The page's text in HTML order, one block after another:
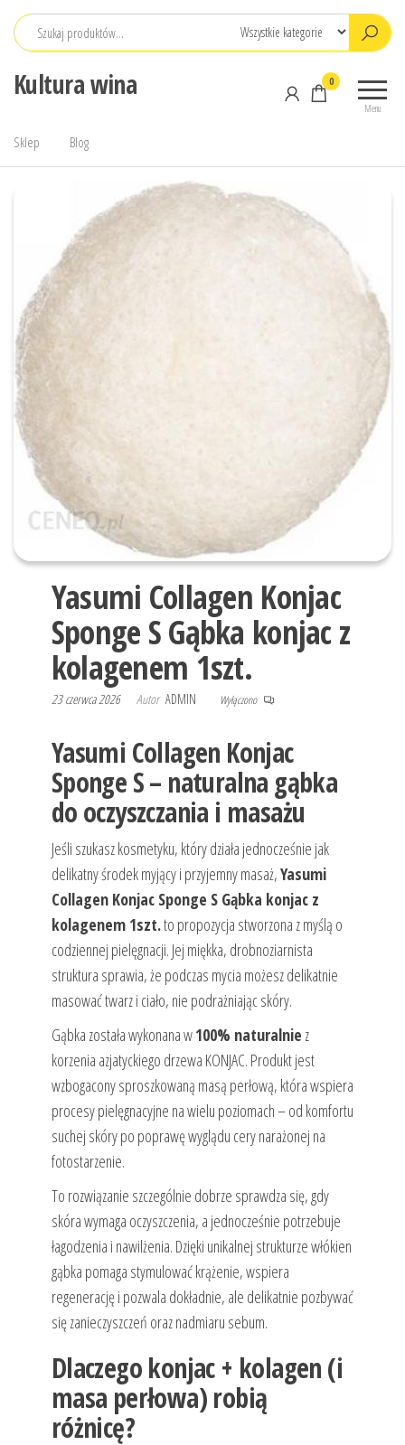
Przejdź
Kultura wina
Menu
0
Sklep Blog
Yasumi Collagen Konjac
Sponge S Gąbka konjac z
kolagenem 1szt.
23 czerwca 2026 Autor ADMIN Wyłączono
Yasumi Collagen Konjac
Sponge S – naturalna gąbka
do oczyszczania i masażu
Jeśli szukasz kosmetyku, który działa jednocześnie jak
delikatny środek myjący i przyjemny masaż,Yasumi
Collagen Konjac Sponge S Gąbka konjac z
kolagenem 1szt.to propozycja stworzona z myślą o
codziennej pielęgnacji. Jej miękka, drobnoziarnista
struktura sprawia, że podczas mycia możesz delikatnie
masować twarz i ciało, nie podrażniając skóry.
Gąbka została wykonana w100% naturalnie z
korzenia azjatyckiego drzewa KONJAC. Produkt jest
wzbogacony sproszkowaną masą perłową, która wspiera
procesy pielęgnacyjne na wielu poziomach – od komfortu
suchej skóry po poprawę wyglądu cery narażonej na
fotostarzenie.
To rozwiązanie szczególnie dobrze sprawdza się, gdy
skóra wymaga oczyszczenia, a jednocześnie potrzebuje
łagodzenia i nawilżenia. Dzięki unikalnej strukturze włókien
gąbka pomaga stymulować krążenie, wspiera
regenerację i pozwala dokładnie, ale delikatnie pozbywać
się zanieczyszczeń oraz nadmiaru sebum.
Dlaczego konjac + kolagen (i
masa perłowa) robią
różnicę?